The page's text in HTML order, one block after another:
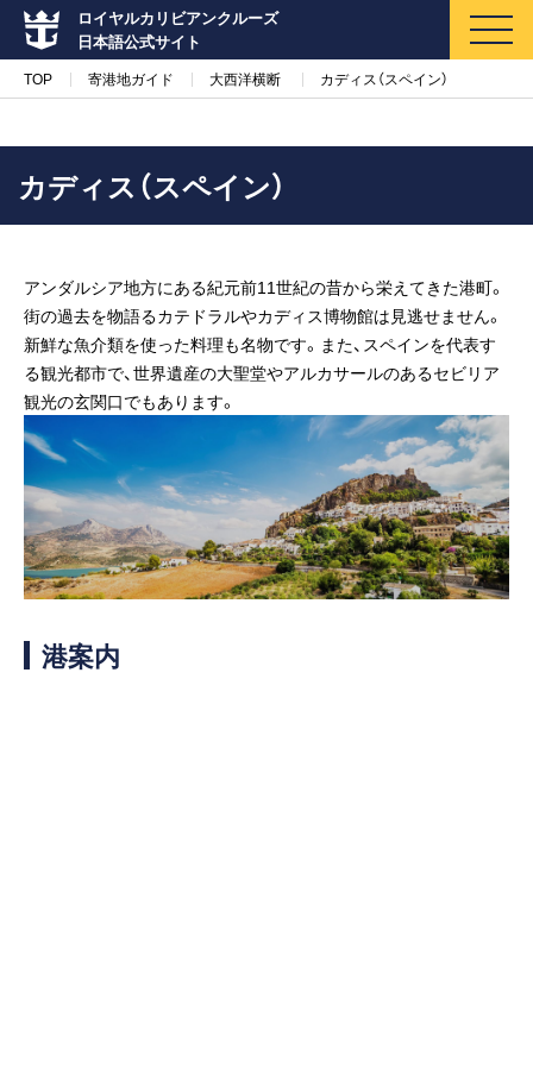
ロイヤルカリビアンクルーズ
日本語公式サイト
マイページ メルマガ登録
クルーズ検索
キャンペーン・特集
クルーズの楽しみ方
船内へようこそ
客船のご案内
寄港地ガイド
トピックス
TOP 寄港地ガイド 大西洋横断 カディス（スペイン）
カディス（スペイン）
アンダルシア地方にある紀元前11世紀の昔から栄えてきた港町。
街の過去を物語るカテドラルやカディス博物館は見逃せません。
新鮮な魚介類を使った料理も名物です。また、スペインを代表す
る観光都市で、世界遺産の大聖堂やアルカサールのあるセビリア
観光の玄関口でもあります。
港案内